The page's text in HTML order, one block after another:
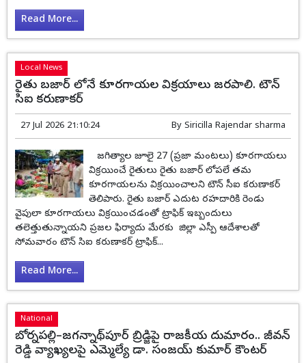
Read More...
Local News
రైతు బజార్ లోనే కూరగాయల విక్రయాలు జరపాలి. టౌన్
సిఐ కరుణాకర్
27 Jul 2026 21:10:24 By Siricilla Rajendar sharma
జగిత్యాల జూలై 27 (ప్రజా మంటలు) కూరగాయలు
విక్రయించే రైతులు రైతు బజార్ లోపలే తమ
కూరగాయలను విక్రయించాలని టౌన్ సీఐ కరుణాకర్
తెలిపారు. రైతు బజార్ ఎదుట రహదారికి రెండు
వైపులా కూరగాయలు విక్రయించడంతో ట్రాఫిక్ ఇబ్బందులు
తలెత్తుతున్నాయని ప్రజల ఫిర్యాదు మేరకు జిల్లా ఎస్పీ ఆదేశాలతో
సోమవారం టౌన్ సిఐ కరుణాకర్ ట్రాఫిక్...
Read More...
National
బోర్నపల్లి–జగన్నాథ్‌పూర్ బ్రిడ్జిపై రాజకీయ దుమారం.. జీవన్
రెడ్డి వ్యాఖ్యలపై ఎమ్మెల్యే డా. సంజయ్ కుమార్ కౌంటర్